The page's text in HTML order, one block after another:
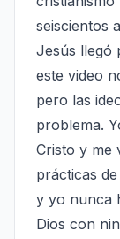
seiscientos
Jesús llegó
este video
pero las
problema.
Cristo y me
prácticas
y yo nunca
Dios con